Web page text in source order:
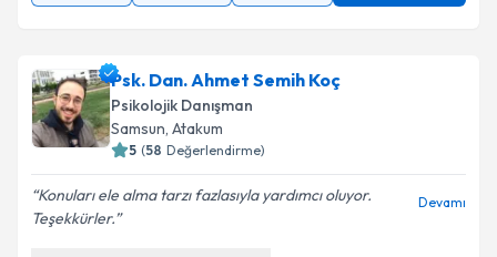
Psk. Dan. Ahmet Semih Koç
Psikolojik Danışman
Samsun, Atakum
5 (58 Değerlendirme)
Konuları ele alma tarzı fazlasıyla yardımcı oluyor.
Teşekkürler.
Devamı